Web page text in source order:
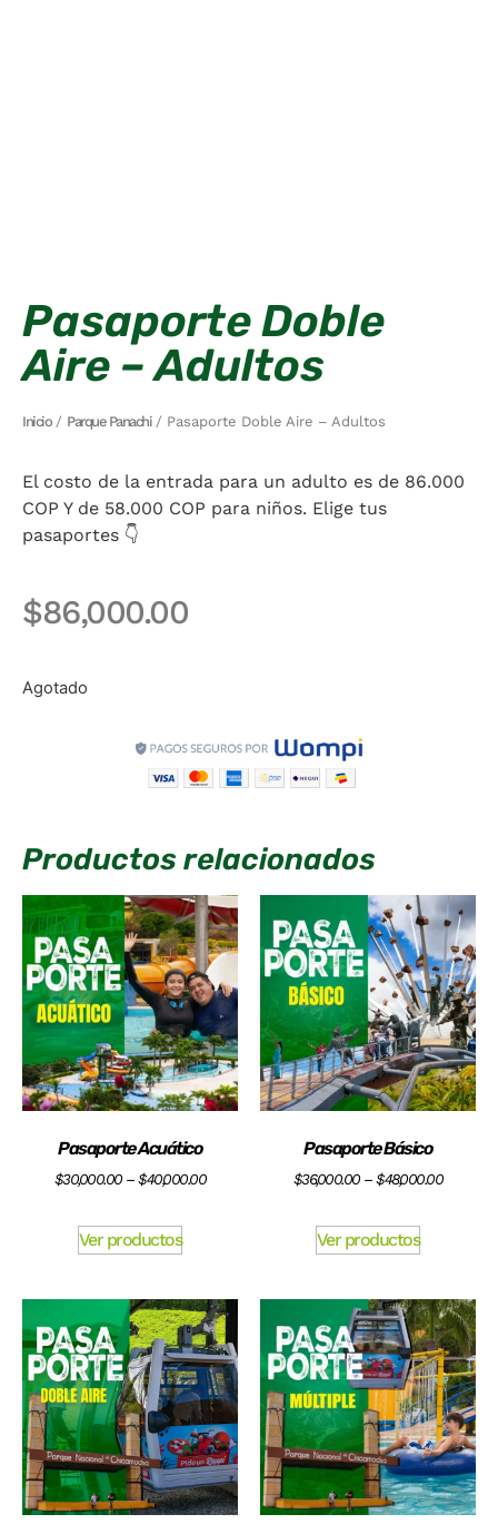
Pasaporte Doble
Aire – Adultos
Inicio/ Parque Panachi/ Pasaporte Doble Aire – Adultos
El costo de la entrada para un adulto es de 86.000
COP Y de 58.000 COP para niños. Elige tus
pasaportes 👇
$86,000.00
Agotado
Productos relacionados
Pasaporte Acuático
$30,000.00 – $40,000.00
Ver productos
Pasaporte Básico
$36,000.00 – $48,000.00
Ver productos